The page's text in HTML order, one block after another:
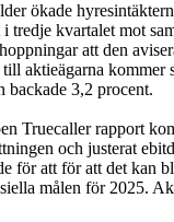
ökade
tredje kvartalet mot
att den
aktieägarna kommer
backade 3,2 procent.
Truecaller rapport
och justerat
för att för att det kan
målen för 2025.